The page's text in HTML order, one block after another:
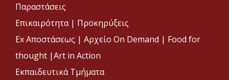
Παραστάσεις
Επικαιρότητα | Προκηρύξεις
Ex Αποστάσεως | Αρχείο On Demand | Food for
thought |Art in Action
Εκπαιδευτικά Τμήματα